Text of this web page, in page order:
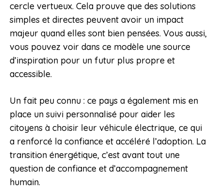
cercle vertueux. Cela prouve que des solutions
simples et directes peuvent avoir un impact
majeur quand elles sont bien pensées. Vous aussi,
vous pouvez voir dans ce modèle une source
d’inspiration pour un futur plus propre et
accessible.
Un fait peu connu : ce pays a également mis en
place un suivi personnalisé pour aider les
citoyens à choisir leur véhicule électrique, ce qui
a renforcé la confiance et accéléré l’adoption. La
transition énergétique, c’est avant tout une
question de confiance et d’accompagnement
humain.